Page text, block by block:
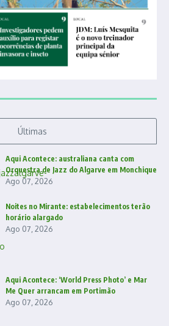
Últimas
Aqui Acontece: australiana canta com
Orquestra de Jazz do Algarve em Monchique
Ago 07, 2026
Noites no Mirante: estabelecimentos terão
horário alargado
Ago 07, 2026
Aqui Acontece: ‘World Press Photo’ e Mar
Me Quer arrancam em Portimão
Ago 07, 2026